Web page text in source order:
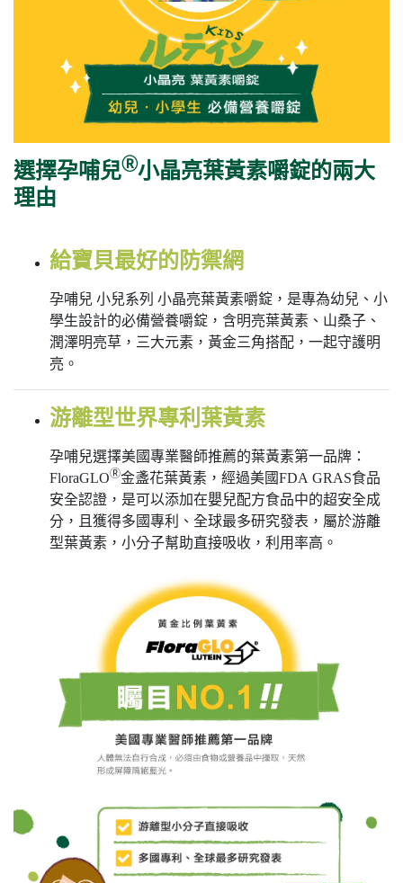
選擇孕哺兒Ⓡ小晶亮葉黃素嚼錠的兩大
理由
給寶貝最好的防禦網
孕哺兒 小兒系列 小晶亮葉黃素嚼錠，是專為幼兒、小
學生設計的必備營養嚼錠，含明亮葉黃素、山桑子、
潤澤明亮草，三大元素，黃金三角搭配，一起守護明
亮。
游離型世界專利葉黃素
孕哺兒選擇美國專業醫師推薦的葉黃素第一品牌：
FloraGLOⓇ金盞花葉黃素，經過美國FDA GRAS食品
安全認證，是可以添加在嬰兒配方食品中的超安全成
分，且獲得多國專利、全球最多研究發表，屬於游離
型葉黃素，小分子幫助直接吸收，利用率高。